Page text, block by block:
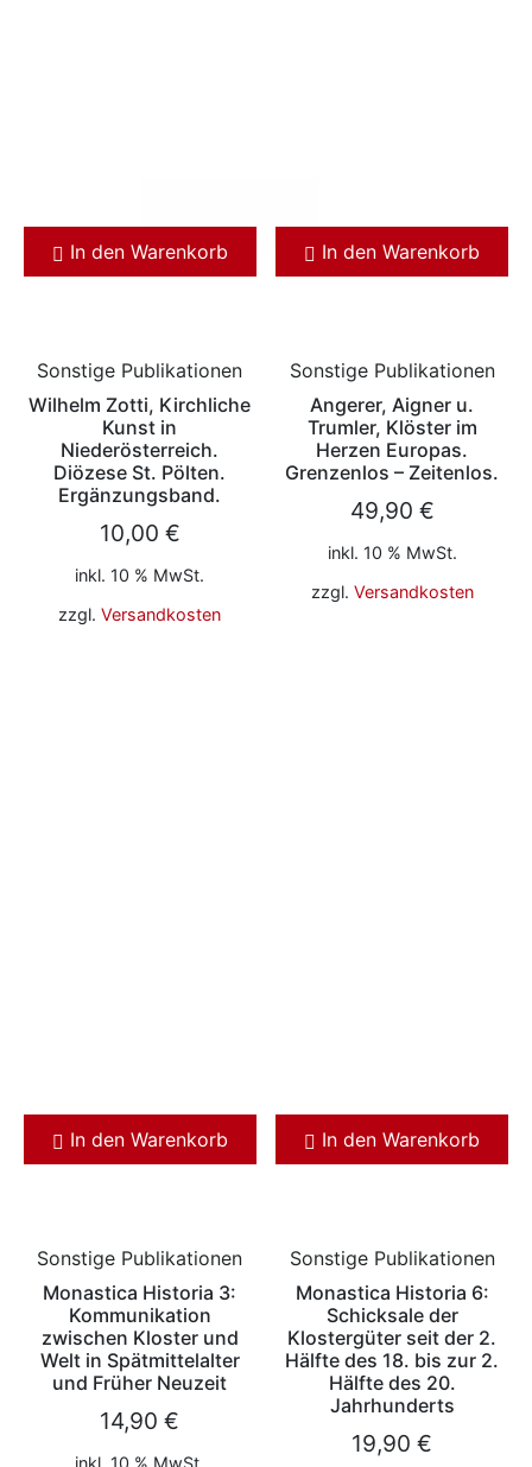
In den Warenkorb In den Warenkorb
Sonstige Publikationen
Wilhelm Zotti, Kirchliche
Kunst in
Niederösterreich.
Diözese St. Pölten.
Ergänzungsband.
10,00 €
inkl. 10 % MwSt.
zzgl.Versandkosten
In den Warenkorb
Sonstige Publikationen
Angerer, Aigner u.
Trumler, Klöster im
Herzen Europas.
Grenzenlos – Zeitenlos.
49,90 €
inkl. 10 % MwSt.
zzgl. Versandkosten
In den Warenkorb
Sonstige Publikationen
Monastica Historia 3:
Kommunikation
zwischen Kloster und
Welt in Spätmittelalter
und Früher Neuzeit
14,90€
Sonstige Publikationen
Monastica Historia 6:
Schicksale der
Klostergüter seit der 2.
Hälfte des 18. bis zur 2.
Hälfte des 20.
Jahrhunderts
19,90€